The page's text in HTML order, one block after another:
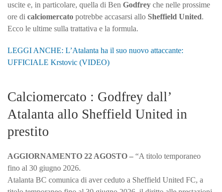
uscite e, in particolare, quella di Ben Godfrey che nelle prossime
ore di calciomercato potrebbe accasarsi allo Sheffield United.
Ecco le ultime sulla trattativa e la formula.
LEGGI ANCHE: L’Atalanta ha il suo nuovo attaccante:
UFFICIALE Krstovic (VIDEO)
Calciomercato : Godfrey dall’
Atalanta allo Sheffield United in
prestito
AGGIORNAMENTO 22 AGOSTO – “A titolo temporaneo
fino al 30 giugno 2026.
Atalanta BC comunica di aver ceduto a Sheffield United FC, a